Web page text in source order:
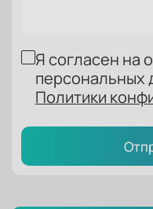
Я согласен на
персональных
Политики